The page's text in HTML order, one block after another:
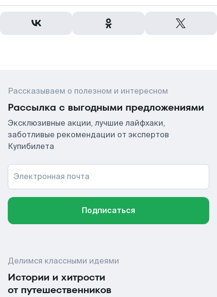
Рассказываем о полезном и интересном
Рассылка с выгодными предложениями
Эксклюзивные акции, лучшие лайфхаки,
заботливые рекомендации от экспертов
Купибилета
Электронная почта
Подписаться
Делимся классными идеями
Истории и хитрости
от путешественников